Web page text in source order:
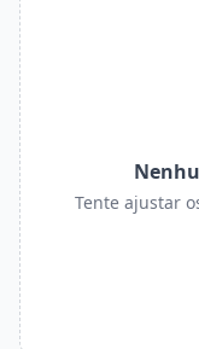
Tente ajustar